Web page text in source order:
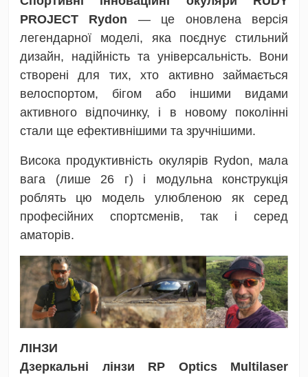
PROJECT Rydon — це оновлена версія
легендарної моделі, яка поєднує стильний
дизайн, надійність та універсальність. Вони
створені для тих, хто активно займається
велоспортом, бігом або іншими видами
активного відпочинку, і в новому поколінні
стали ще ефективнішими та зручнішими.
Висока продуктивність окулярів Rydon, мала
вага (лише 26 г) і модульна конструкція
роблять цю модель улюбленою як серед
професійних спортсменів, так і серед
аматорів.
ЛІНЗИ
Дзеркальні лінзи RP Optics Multilaser